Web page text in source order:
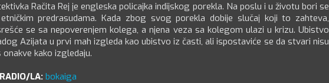
Račita Rej je engleska policajka indijskog porekla. Na poslu i u životu bori se
predrasudama. Kada zbog svog porekla dobije slučaj koji to zahteva,
se sa nepoverenjem kolega, a njena veza sa kolegom ulazi u krizu. Ubistvo
Azijata u prvi mah izgleda kao ubistvo iz časti, ali ispostaviće se da stvari nisu
onakve kako izgledaju.
LA: bokaiga